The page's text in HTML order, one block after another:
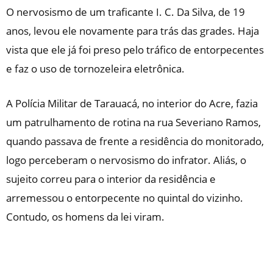
O nervosismo de um traficante I. C. Da Silva, de 19
anos, levou ele novamente para trás das grades. Haja
vista que ele já foi preso pelo tráfico de entorpecentes
e faz o uso de tornozeleira eletrônica.
A Polícia Militar de Tarauacá, no interior do Acre, fazia
um patrulhamento de rotina na rua Severiano Ramos,
quando passava de frente a residência do monitorado,
logo perceberam o nervosismo do infrator. Aliás, o
sujeito correu para o interior da residência e
arremessou o entorpecente no quintal do vizinho.
Contudo, os homens da lei viram.